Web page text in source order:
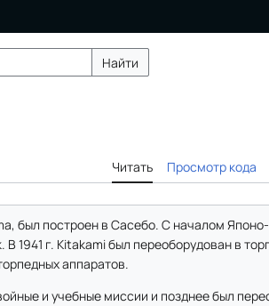
Найти
Читать Просмотр кода
был построен в Сасебо. С началом
1941 г. Kitakami был переоборудован в
аппаратов.
и учебные миссии и позднее был